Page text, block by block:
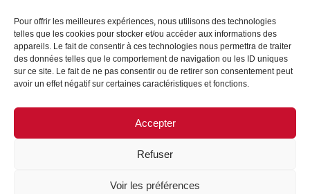
Pour offrir les meilleures expériences, nous utilisons des technologies
telles que les cookies pour stocker et/ou accéder aux informations des
appareils. Le fait de consentir à ces technologies nous permettra de traiter
des données telles que le comportement de navigation ou les ID uniques
sur ce site. Le fait de ne pas consentir ou de retirer son consentement peut
avoir un effet négatif sur certaines caractéristiques et fonctions.
Accepter
Refuser
Voir les préférences
Produit
Lire la suite
Produit
Lire la suite